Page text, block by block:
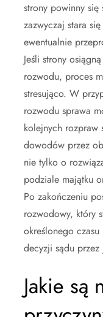
strony powinny
zazwyczaj stara
ewentualnie
Jeśli strony
rozwodu, proces
stresująco. W
rozwodu sprawa
kolejnych rozpraw
dowodów przez
nie tylko o
podziale majątku
Po zakończeniu
rozwodowy, który
określonego
decyzji sądu
Jakie są